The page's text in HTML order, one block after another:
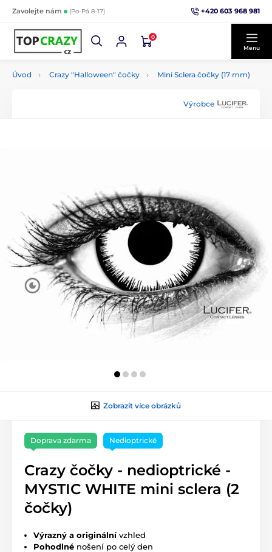
Zavolejte nám (Po-Pá 8-17) +420 603 968 981
0
Menu
Úvod Crazy "Halloween" čočky Mini Sclera čočky (17 mm)
Výrobce
Zobrazit více obrázků
Doprava zdarma Nedioptrické
Crazy čočky - nedioptrické -
MYSTIC WHITE mini sclera (2
čočky)
Výrazný a originálnívzhled
Pohodlné nošení po celý den